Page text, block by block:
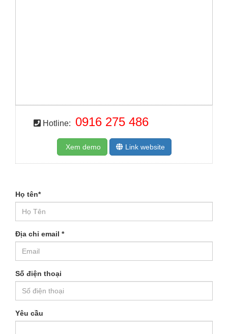
Hotline: 0916 275 486
Xem demo Link website
Họ tên*
Địa chỉ email *
Số điện thoại
Yêu cầu